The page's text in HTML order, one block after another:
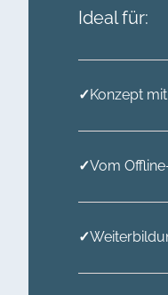
Ideal für:
✓Konzept
✓Vom
✓